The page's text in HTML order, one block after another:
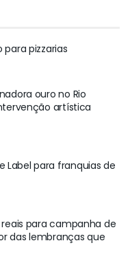
pizzarias
ouro no Rio
artística
Label para franquias de
para campanha de
das lembranças que